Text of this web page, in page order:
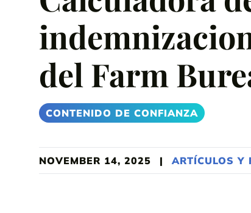
del Farm
CONTENIDO DE CONFIANZA
NOVEMBER 14, 2025 | ARTÍCULOS Y